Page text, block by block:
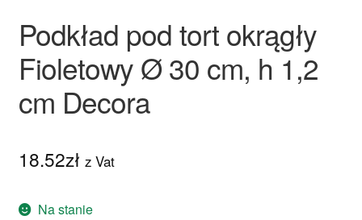
Podkład pod tort okrągły
Fioletowy Ø 30 cm, h 1,2
cm Decora
18.52zł z Vat
Na stanie